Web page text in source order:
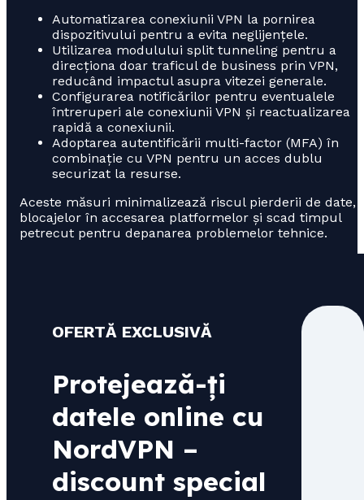
Automatizarea conexiunii VPN la pornirea
dispozitivului pentru a evita neglijențele.
Utilizarea modulului split tunneling pentru a
direcționa doar traficul de business prin VPN,
reducând impactul asupra vitezei generale.
Configurarea notificărilor pentru eventualele
întreruperi ale conexiunii VPN și reactualizarea
rapidă a conexiunii.
Adoptarea autentificării multi-factor (MFA) în
combinație cu VPN pentru un acces dublu
securizat la resurse.
Aceste măsuri minimalizează riscul pierderii de date,
blocajelor în accesarea platformelor și scad timpul
petrecut pentru depanarea problemelor tehnice.
OFERTĂ EXCLUSIVĂ
Protejează-ți
datele online cu
NordVPN –
discount special